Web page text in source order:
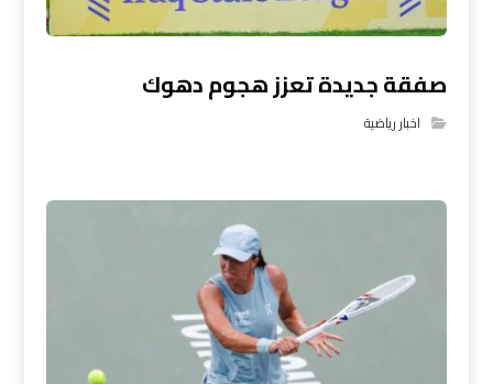
صفقة جديدة تعزز هجوم دهوك
اخبار رياضية